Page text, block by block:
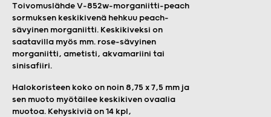
Toivomuslähde V-852w-morganiitti-peach
sormuksen keskikivenä hehkuu peach-
sävyinen morganiitti. Keskikiveksi on
saatavilla myös mm. rose-sävyinen
morganiitti, ametisti, akvamariini tai
sinisafiiri.
Halokoristeen koko on noin 8,75 x 7,5 mm ja
sen muoto myötäilee keskikiven ovaalia
muotoa. Kehyskiviä on 14 kpl,